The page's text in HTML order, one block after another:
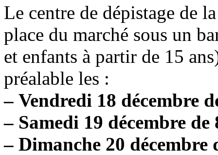
Le centre de dépistage de
place du marché sous un
et enfants à partir de 15
préalable les :
– Vendredi 18 décembre
– Samedi 19 décembre
– Dimanche 20 décembre